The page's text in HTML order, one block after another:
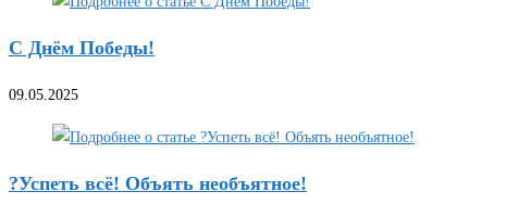
С Днём Победы!
09.05.2025
?Успеть всё! Объять необъятное!